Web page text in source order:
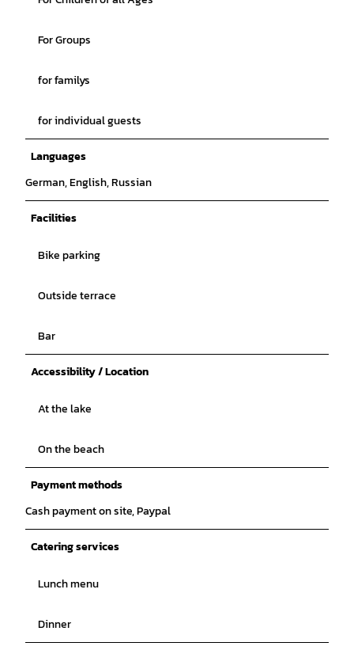
For Groups
for familys
for individual guests
Languages
German, English, Russian
Facilities
Bike parking
Outside terrace
Bar
Accessibility / Location
At the lake
On the beach
Payment methods
Cash payment on site, Paypal
Catering services
Lunch menu
Dinner